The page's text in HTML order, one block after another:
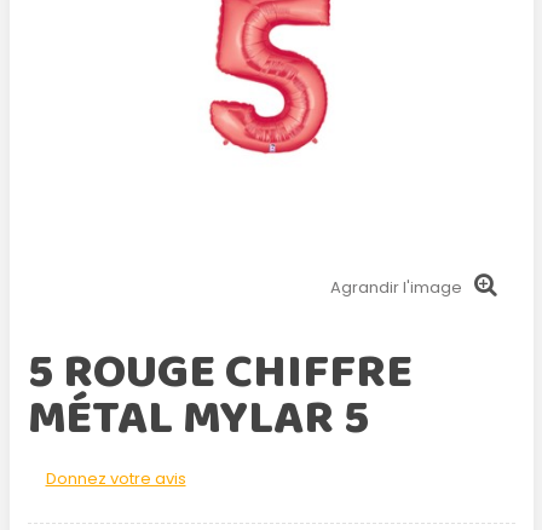
Agrandir l'image
5 ROUGE CHIFFRE
MÉTAL MYLAR 5
Donnez votre avis